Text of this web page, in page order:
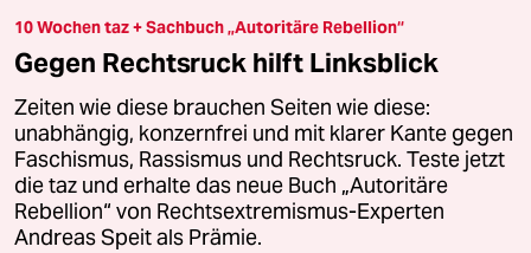
10 Wochen taz + Sachbuch „Autoritäre Rebellion“
Gegen Rechtsruck hilft Linksblick
Zeiten wie diese brauchen Seiten wie diese:
unabhängig, konzernfrei und mit klarer Kante gegen
Faschismus, Rassismus und Rechtsruck. Teste jetzt
die taz und erhalte das neue Buch „Autoritäre
Rebellion“ von Rechtsextremismus-Experten
Andreas Speit als Prämie.